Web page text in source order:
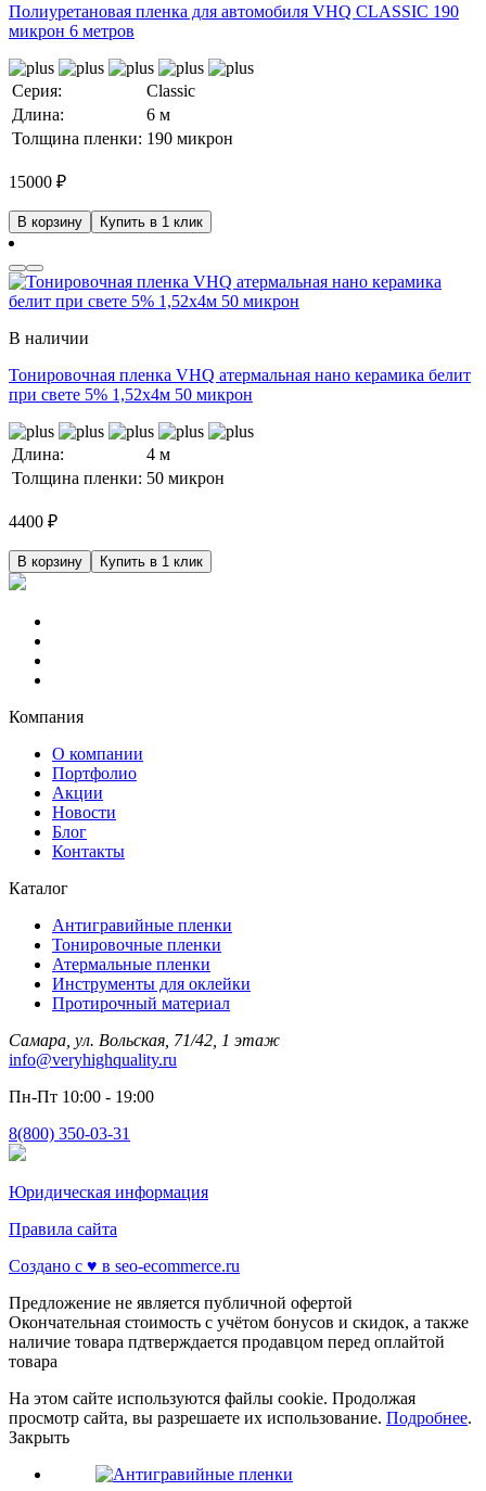
Полиуретановая пленка для автомобиля VHQ CLASSIC 190
микрон 6 метров
Серия:
Classic
Длина:
6 м
Толщина пленки: 190 микрон
15000 ₽
В корзину Купить в 1 клик
В наличии
Тонировочная пленка VHQ атермальная нано керамика белит
при свете 5% 1,52x4м 50 микрон
Длина:
4 м
Толщина пленки: 50 микрон
4400 ₽
В корзину Купить в 1 клик
Компания
О компании
Портфолио
Акции
Новости
Блог
Контакты
Каталог
Антигравийные пленки
Тонировочные пленки
Атермальные пленки
Инструменты для оклейки
Протирочный материал
Самара, ул. Вольская, 71/42, 1 этаж
info@veryhighquality.ru
Пн-Пт 10:00 - 19:00
8(800) 350-03-31
Юридическая информация
Правила сайта
Создано с ♥️ в seo-ecommerce.ru
Предложение не является публичной офертой
Окончательная стоимость с учётом бонусов и скидок, а также
наличие товара пдтверждается продавцом перед оплайтой
товара
На этом сайте используются файлы cookie. Продолжая
просмотр сайта, вы разрешаете их использование. Подробнее.
Закрыть